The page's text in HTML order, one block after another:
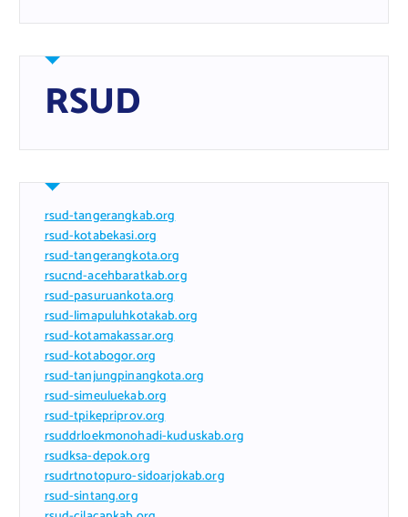
RSUD
rsud-tangerangkab.org
rsud-kotabekasi.org
rsud-tangerangkota.org
rsucnd-acehbaratkab.org
rsud-pasuruankota.org
rsud-limapuluhkotakab.org
rsud-kotamakassar.org
rsud-kotabogor.org
rsud-tanjungpinangkota.org
rsud-simeuluekab.org
rsud-tpikepriprov.org
rsuddrloekmonohadi-kuduskab.org
rsudksa-depok.org
rsudrtnotopuro-sidoarjokab.org
rsud-sintang.org